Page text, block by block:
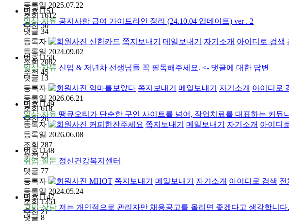
등록일 2025.07.22
조회1612
추천50
번호1151
일상·자유 공지사항 급여 가이드라인 정리 (24.10.04 업데이트) ver . 2
댓글 34
등록자
신한카드 쪽지보내기 메일보내기 자기소개 아이디로 검색
등록일 2024.09.02
조회2082
추천45
번호1150
일상·자유 신입 & 저년차 선생님들 꼭 필독해주세요. <- 댓글에 대한 답변
댓글 13
등록자
악마를보았다 쪽지보내기 메일보내기 자기소개 아이디로
등록일 2026.06.21
조회618
추천26
번호1149
일상·자유 땡큐오티가 단순한 구인 사이트를 넘어, 작업치료를 대표하는 커뮤
등록자
커피한잔주세요 쪽지보내기 메일보내기 자기소개 아이디
등록일 2026.06.08
조회 287
추천23
번호1148
취업·질문 정신건강복지센터
댓글 77
등록자
MHOT 쪽지보내기 메일보내기 자기소개 아이디로 검색 전
등록일 2024.05.24
조회1351
추천21
번호1147
고민·상담 저는 개인적으로 관리자만 채용공고를 올리면 좋겠다고 생각합니다.
댓글 8